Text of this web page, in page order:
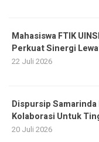
Mahasiswa FTIK
Perkuat Sinergi
22 Juli 2026
Dispursip
Kolaborasi Untuk
20 Juli 2026